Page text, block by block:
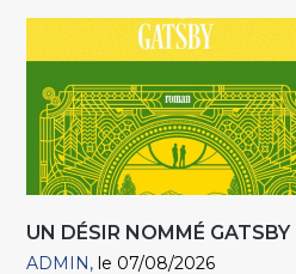
UN DÉSIR NOMMÉ
ADMIN le 07/08/2026